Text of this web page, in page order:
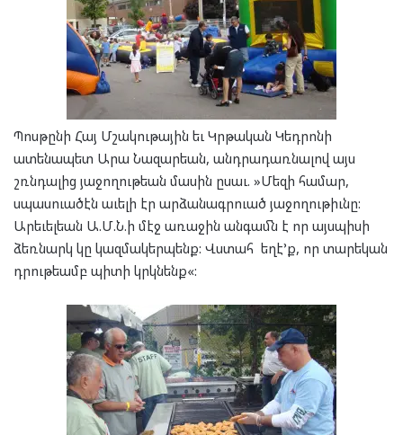
Պոսթընի Հայ Մշակութային եւ Կրթական Կեդրոնի
ատենապետ Արա Նազարեան, անդրադառնալով այս
շռնդալից յաջողութեան մասին ըսաւ. »Մեզի համար,
սպասուածէն աւելի էր արձանագրուած յաջողութիւնը:
Արեւելեան Ա.Մ.Ն.ի մէջ առաջին անգամն է որ այսպիսի
ձեռնարկ կը կազմակերպենք: Վստահ եղէ’ք, որ տարեկան
դրութեամբ պիտի կրկնենք«: